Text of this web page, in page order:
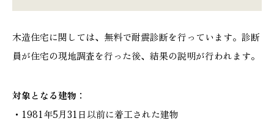
木造住宅に関しては、無料で耐震診断を行っています。診断
員が住宅の現地調査を行った後、結果の説明が行われます。
対象となる建物：
・1981年5月31日以前に着工された建物